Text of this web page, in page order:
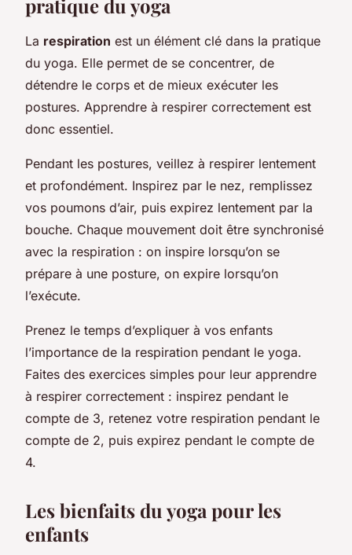
pratique du yoga
La respiration est un élément clé dans la pratique
du yoga. Elle permet de se concentrer, de
détendre le corps et de mieux exécuter les
postures. Apprendre à respirer correctement est
donc essentiel.
Pendant les postures, veillez à respirer lentement
et profondément. Inspirez par le nez, remplissez
vos poumons d’air, puis expirez lentement par la
bouche. Chaque mouvement doit être synchronisé
avec la respiration : on inspire lorsqu’on se
prépare à une posture, on expire lorsqu’on
l’exécute.
Prenez le temps d’expliquer à vos enfants
l’importance de la respiration pendant le yoga.
Faites des exercices simples pour leur apprendre
à respirer correctement : inspirez pendant le
compte de 3, retenez votre respiration pendant le
compte de 2, puis expirez pendant le compte de
4.
Les bienfaits du yoga pour les
enfants